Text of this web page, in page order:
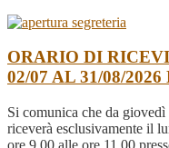
ORARIO DI
02/07 AL 31/08/2026
Si comunica che da
riceverà esclusivamente il
ore 9.00 alle ore 11.00